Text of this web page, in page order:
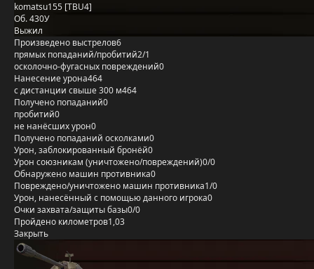
komatsu155 [TBU4]
Об. 430У
Выжил
Произведено выстрелов6
прямых попаданий/пробитий2/1
осколочно-фугасных повреждений0
Нанесение урона464
с дистанции свыше 300 м464
Получено попаданий0
пробитий0
не нанёсших урон0
Получено попаданий осколками0
Урон, заблокированный бронёй0
Урон союзникам (уничтожено/повреждений)0/0
Обнаружено машин противника0
Повреждено/уничтожено машин противника1/0
Урон, нанесённый с помощью данного игрока0
Очки захвата/защиты базы0/0
Пройдено километров1,03
Закрыть